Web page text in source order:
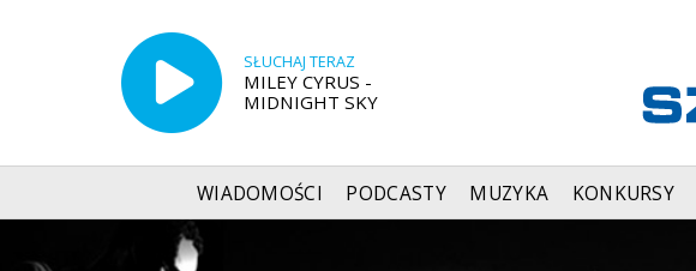
SŁUCHAJ TERAZ
MILEY CYRUS -
MIDNIGHT SKY
WIADOMOŚCI PODCASTY MUZYKA KONKURSY